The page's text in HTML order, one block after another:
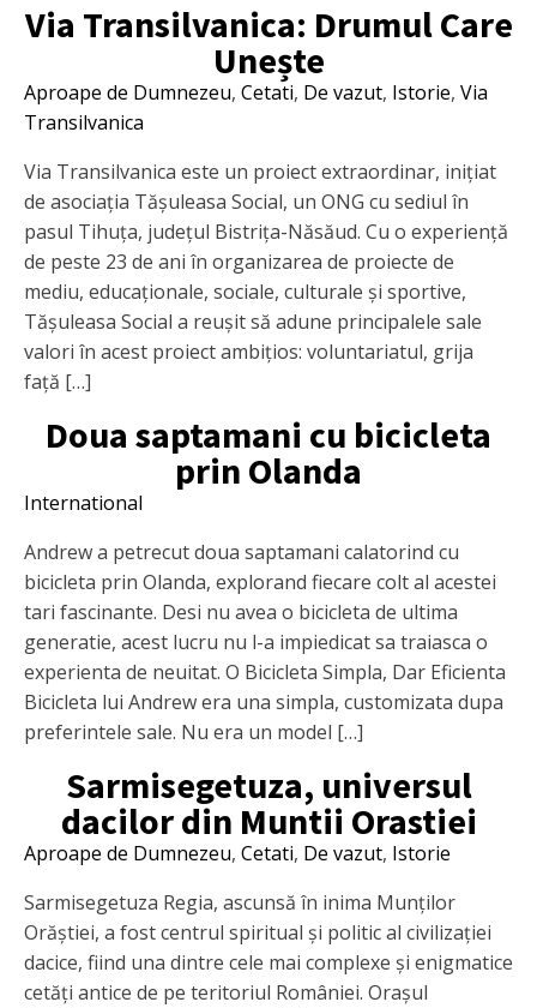
Via Transilvanica: Drumul Care
Unește
Aproape de Dumnezeu, Cetati, De vazut, Istorie, Via
Transilvanica
Via Transilvanica este un proiect extraordinar, inițiat
de asociația Tășuleasa Social, un ONG cu sediul în
pasul Tihuța, județul Bistrița-Năsăud. Cu o experiență
de peste 23 de ani în organizarea de proiecte de
mediu, educaționale, sociale, culturale și sportive,
Tășuleasa Social a reușit să adune principalele sale
valori în acest proiect ambițios: voluntariatul, grija
față […]
Doua saptamani cu bicicleta
prin Olanda
International
Andrew a petrecut doua saptamani calatorind cu
bicicleta prin Olanda, explorand fiecare colt al acestei
tari fascinante. Desi nu avea o bicicleta de ultima
generatie, acest lucru nu l-a impiedicat sa traiasca o
experienta de neuitat. O Bicicleta Simpla, Dar Eficienta
Bicicleta lui Andrew era una simpla, customizata dupa
preferintele sale. Nu era un model […]
Sarmisegetuza, universul
dacilor din Muntii Orastiei
Aproape de Dumnezeu, Cetati, De vazut, Istorie
Sarmisegetuza Regia, ascunsă în inima Munților
Orăștiei, a fost centrul spiritual și politic al civilizației
dacice, fiind una dintre cele mai complexe și enigmatice
cetăți antice de pe teritoriul României. Orașul